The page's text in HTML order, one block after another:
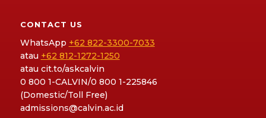
CONTACT US
WhatsApp +62 822-3300-7033
atau +62 812-1272-1250
atau cit.to/askcalvin
0 800 1-CALVIN/0 800 1-225846
(Domestic/Toll Free)
admissions@calvin.ac.id